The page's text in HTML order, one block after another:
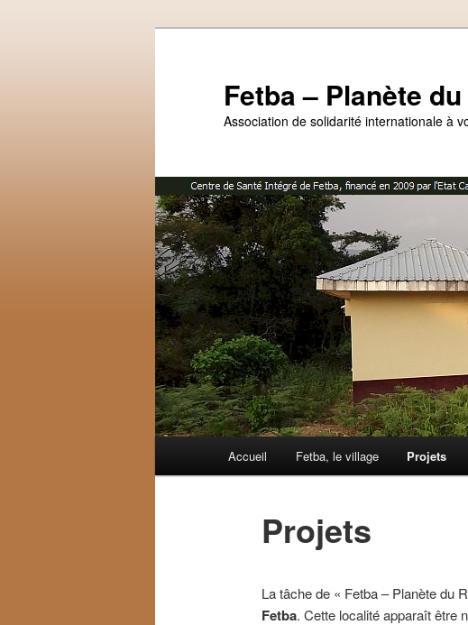
Fetba – Planète
Association de solidarité internationale à
Aller
contenu
principal
Accueil Fetba, le village Projets
Projets
La tâche de « Fetba – Planète du
Fetba. Cette localité apparaît être